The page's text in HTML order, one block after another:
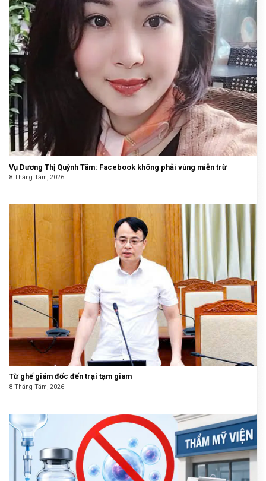
Vụ Dương Thị Quỳnh Tâm: Facebook không phải vùng miễn trừ
8 Tháng Tám, 2026
Từ ghế giám đốc đến trại tạm giam
8 Tháng Tám, 2026